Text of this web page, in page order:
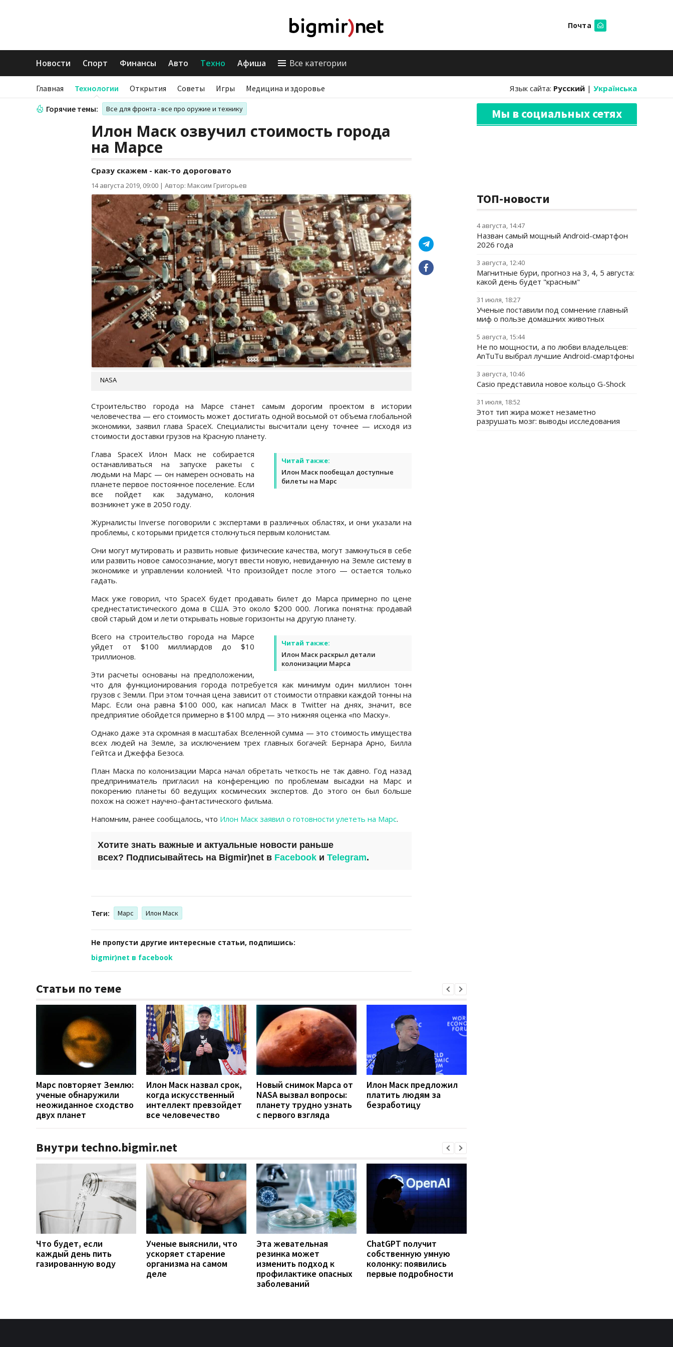
Почта
Новости Спорт Финансы Авто Техно Афиша Все категории
Главная Технологии Открытия Советы Игры Медицина и здоровье Язык сайта: Русский | Українська
Горячие темы: Все для фронта - все про оружие и технику
Илон Маск озвучил стоимость города
на Марсе
Сразу скажем - как-то дороговато
14 августа 2019, 09:00 | Автор: Максим Григорьев
NASA
Строительство города на Марсе станет самым дорогим проектом в истории
человечества — его стоимость может достигать одной восьмой от объема глобальной
экономики, заявил глава SpaceX. Специалисты высчитали цену точнее — исходя из
стоимости доставки грузов на Красную планету.
Читай также:
Илон Маск пообещал доступные
билеты на Марс
Глава SpaceX Илон Маск не собирается
останавливаться на запуске ракеты с
людьми на Марс — он намерен основать на
планете первое постоянное поселение. Если
все пойдет как задумано, колония
возникнет уже в 2050 году.
Журналисты Inverse поговорили с экспертами в различных областях, и они указали на
проблемы, с которыми придется столкнуться первым колонистам.
Они могут мутировать и развить новые физические качества, могут замкнуться в себе
или развить новое самосознание, могут ввести новую, невиданную на Земле систему в
экономике и управлении колонией. Что произойдет после этого — остается только
гадать.
Маск уже говорил, что SpaceX будет продавать билет до Марса примерно по цене
среднестатистического дома в США. Это около $200 000. Логика понятна: продавай
свой старый дом и лети открывать новые горизонты на другую планету.
Читай также:
Илон Маск раскрыл детали
колонизации Марса
Всего на строительство города на Марсе
уйдет от $100 миллиардов до $10
триллионов.
Эти расчеты основаны на предположении,
что для функционирования города потребуется как минимум один миллион тонн
грузов с Земли. При этом точная цена зависит от стоимости отправки каждой тонны на
Марс. Если она равна $100 000, как написал Маск в Twitter на днях, значит, все
предприятие обойдется примерно в $100 млрд — это нижняя оценка «по Маску».
Однако даже эта скромная в масштабах Вселенной сумма — это стоимость имущества
всех людей на Земле, за исключением трех главных богачей: Бернара Арно, Билла
Гейтса и Джеффа Безоса.
План Маска по колонизации Марса начал обретать четкость не так давно. Год назад
предприниматель пригласил на конференцию по проблемам высадки на Марс и
покорению планеты 60 ведущих космических экспертов. До этого он был больше
похож на сюжет научно-фантастического фильма.
Напомним, ранее сообщалось, что Илон Маск заявил о готовности улететь на Марс.
Хотите знать важные и актуальные новости раньше
всех? Подписывайтесь на Bigmir)net в Facebook и Telegram.
Теги: Марс Илон Маск
Не пропусти другие интересные статьи, подпишись:
bigmir)net в facebook
Статьи по теме
Марс повторяет Землю:
ученые обнаружили
неожиданное сходство
двух планет
Илон Маск назвал срок,
когда искусственный
интеллект превзойдет
все человечество
Новый снимок Марса от
NASA вызвал вопросы:
планету трудно узнать
с первого взгляда
Илон Маск предложил
платить людям за
безработицу
Внутри techno.bigmir.net
Что будет, если
каждый день пить
газированную воду
Ученые выяснили, что
ускоряет старение
организма на самом
деле
Эта жевательная
резинка может
изменить подход к
профилактике опасных
заболеваний
ChatGPT получит
собственную умную
колонку: появились
первые подробности
Мы в социальных сетях
ТОП-новости
4 августа, 14:47
Назван самый мощный Android-смартфон
2026 года
3 августа, 12:40
Магнитные бури, прогноз на 3, 4, 5 августа:
какой день будет "красным"
31 июля, 18:27
Ученые поставили под сомнение главный
миф о пользе домашних животных
5 августа, 15:44
Не по мощности, а по любви владельцев:
AnTuTu выбрал лучшие Android-смартфоны
3 августа, 10:46
Casio представила новое кольцо G-Shock
31 июля, 18:52
Этот тип жира может незаметно
разрушать мозг: выводы исследования